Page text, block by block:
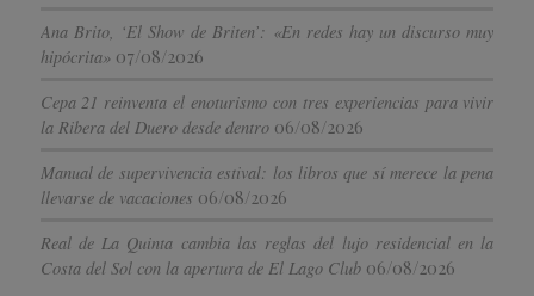
Ana Brito, ‘El Show de Briten’: «En redes hay un discurso muy
hipócrita» 07/08/2026
Cepa 21 reinventa el enoturismo con tres experiencias para vivir
la Ribera del Duero desde dentro 06/08/2026
Manual de supervivencia estival: los libros que sí merece la pena
llevarse de vacaciones 06/08/2026
Real de La Quinta cambia las reglas del lujo residencial en la
Costa del Sol con la apertura de El Lago Club 06/08/2026